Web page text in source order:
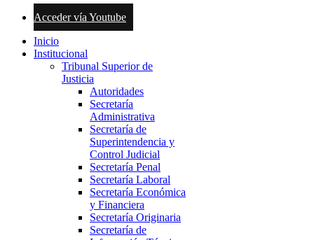
Acceder vía Youtube
Inicio
Institucional
Tribunal Superior de
Justicia
Autoridades
Secretaría
Administrativa
Secretaría de
Superintendencia y
Control Judicial
Secretaría Penal
Secretaría Laboral
Secretaría Económica
y Financiera
Secretaría Originaria
Secretaría de